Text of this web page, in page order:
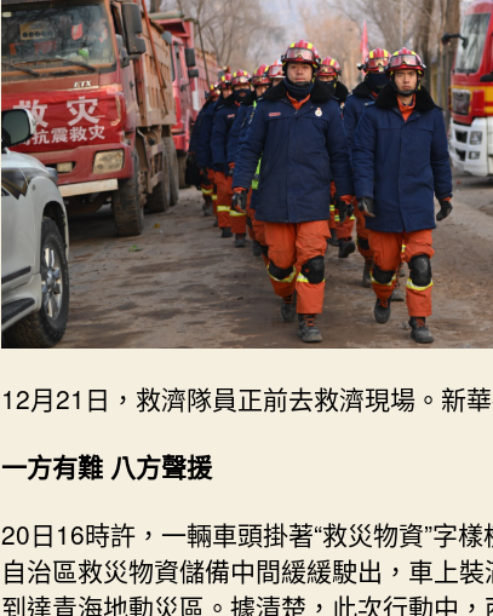
12月21日，救濟隊員正前去救濟現場。新
一方有難 八方聲援
20日16時許，一輛車頭掛著“救災物資”字
自治區救災物資儲備中間緩緩駛出，車上
到達青海地動災區。據清楚，此次行動中